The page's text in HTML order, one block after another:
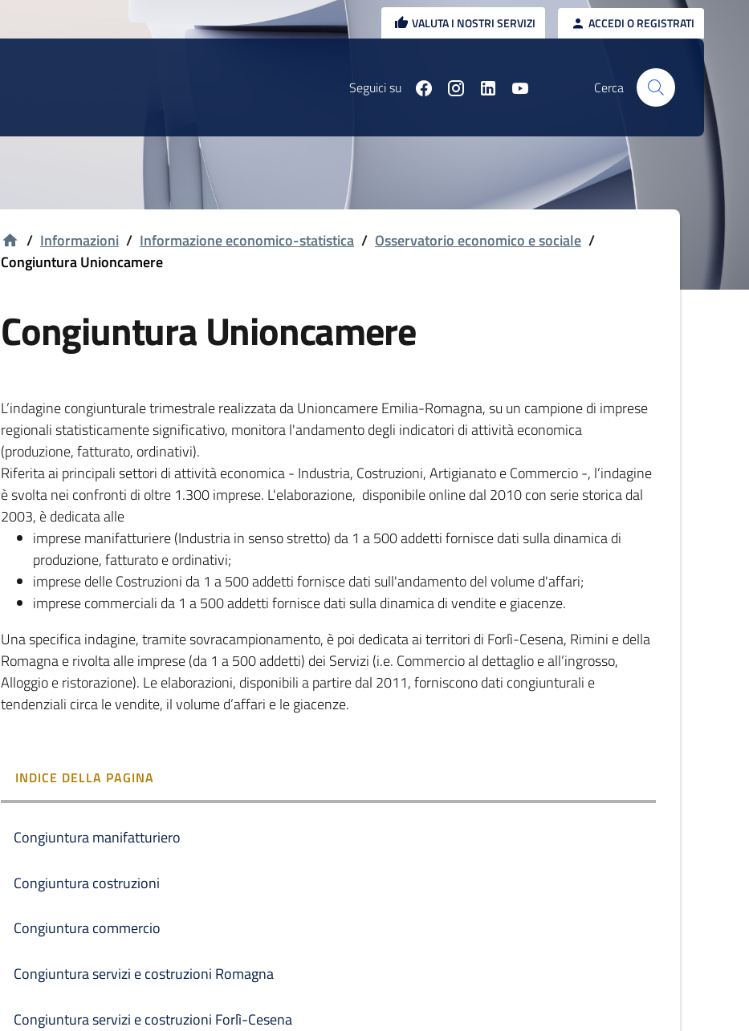
VALUTA I NOSTRI SERVIZI ACCEDI O REGISTRATI
Seguici su Cerca
/ Informazioni / Informazione economico-statistica / Osservatorio economico e sociale /
Congiuntura Unioncamere
Congiuntura Unioncamere
L’indagine congiunturale trimestrale realizzata da Unioncamere Emilia-Romagna, su un campione di imprese
regionali statisticamente significativo, monitora l'andamento degli indicatori di attività economica
(produzione, fatturato, ordinativi).
Riferita ai principali settori di attività economica - Industria, Costruzioni, Artigianato e Commercio -, l’indagine
è svolta nei confronti di oltre 1.300 imprese. L'elaborazione, disponibile online dal 2010 con serie storica dal
2003, è dedicata alle
imprese manifatturiere (Industria in senso stretto) da 1 a 500 addetti fornisce dati sulla dinamica di
produzione, fatturato e ordinativi;
imprese delle Costruzioni da 1 a 500 addetti fornisce dati sull'andamento del volume d'affari;
imprese commerciali da 1 a 500 addetti fornisce dati sulla dinamica di vendite e giacenze.
Una specifica indagine, tramite sovracampionamento, è poi dedicata ai territori di Forlì-Cesena, Rimini e della
Romagna e rivolta alle imprese (da 1 a 500 addetti) dei Servizi (i.e. Commercio al dettaglio e all’ingrosso,
Alloggio e ristorazione). Le elaborazioni, disponibili a partire dal 2011, forniscono dati congiunturali e
tendenziali circa le vendite, il volume d’affari e le giacenze.
INDICE DELLA PAGINA
Congiuntura manifatturiero
Congiuntura costruzioni
Congiuntura commercio
Congiuntura servizi e costruzioni Romagna
Congiuntura servizi e costruzioni Forlì-Cesena